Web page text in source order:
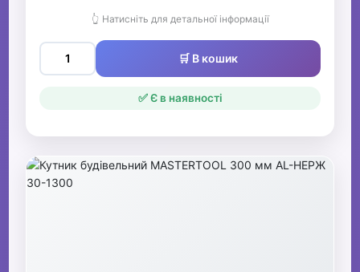
👆 Натисніть для детальної інформації
🛒 В кошик
✅ Є в наявності